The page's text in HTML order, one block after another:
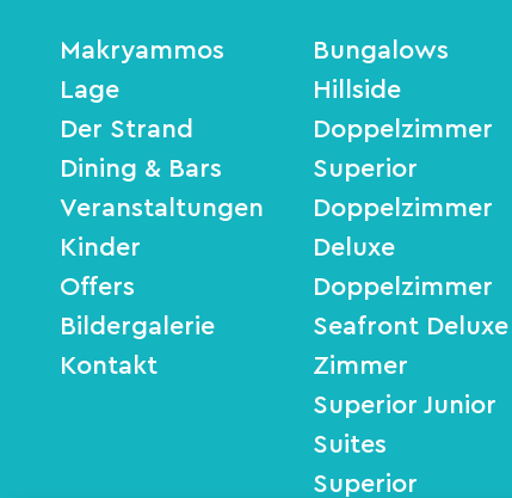
Makryammos
Lage
Der Strand
Dining & Bars
Veranstaltungen
Kinder
Offers
Bildergalerie
Kontakt
Bungalows
Hillside
Doppelzimmer
Superior
Doppelzimmer
Deluxe
Doppelzimmer
Seafront Deluxe
Zimmer
Superior Junior
Suites
Superior